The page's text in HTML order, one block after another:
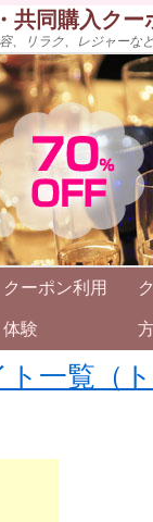
共同購入ク
、リラク、レジャー
クーポン利用
体験
ト一覧（